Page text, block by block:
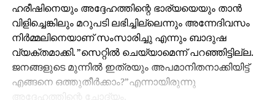
ഹരീഷിനെയും അദ്ദേഹത്തിന്റെ ഭാര്യയെയും താന്‍
വിളിച്ചെങ്കിലും മറുപടി ലഭിച്ചില്ലെന്നും അന്നേദിവസം
നിര്‍മ്മലിനെയാണ് സംസാരിച്ചു എന്നും ബാദുഷ
വ്യക്തമാക്കി. ”സെറ്റില്‍ ചെയ്യാമെന്ന് പറഞ്ഞിട്ടില്ല.
ജനങ്ങളുടെ മുന്നില്‍ ഇത്രയും അപമാനിതനാക്കിയിട്ട്
എങ്ങനെ ഒത്തുതീര്‍ക്കാം?”എന്നായിരുന്നു
അദ്ദേഹത്തിന്റെ ചോദ്യം.